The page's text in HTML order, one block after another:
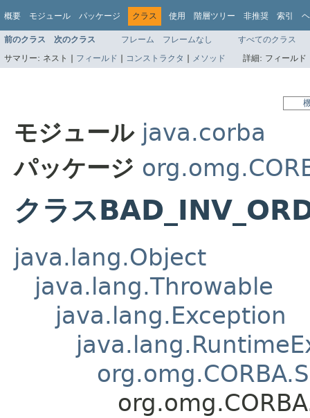
概要 モジュール パッケージ クラス 使用 階層ツリー 非推奨 索引
前のクラス 次のクラス フレーム フレームなし
すべてのクラス
サマリー: ネスト | フィールド | コンストラクタ | メソッド 詳細: フィール
モジュール java.corba
パッケージ
クラス
java.lang.Object
java.lang.Throwable
java.lang.Exception